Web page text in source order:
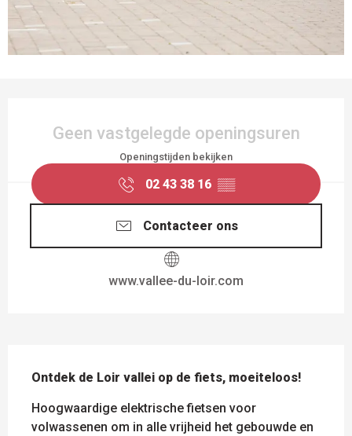
Geen vastgelegde openingsuren
Openingstijden bekijken
02 43 38 16 ▒▒
Contacteer ons
www.vallee-du-loir.com
Ontdek de Loir vallei op de fiets, moeiteloos!
Hoogwaardige elektrische fietsen voor
volwassenen om in alle vrijheid het gebouwde en